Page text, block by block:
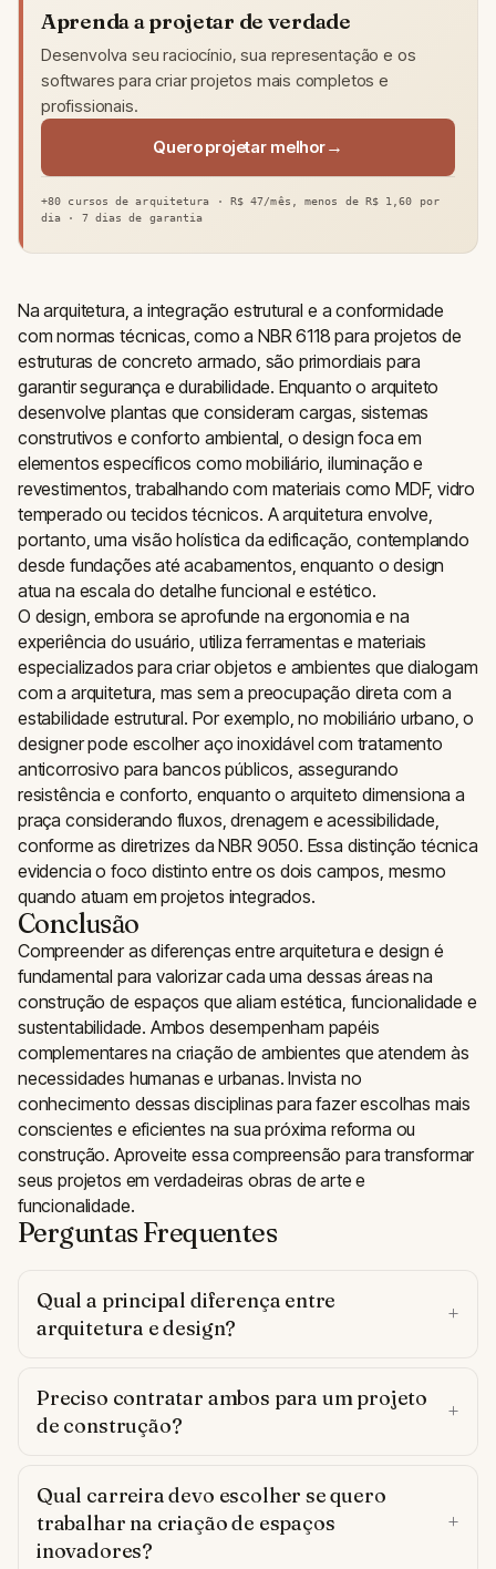
Aprenda a projetar de verdade
Desenvolva seu raciocínio, sua representação e os
softwares para criar projetos mais completos e
profissionais.
Quero projetar melhor
+80 cursos de arquitetura · R$ 47/mês, menos de R$ 1,60 por
dia · 7 dias de garantia
Na arquitetura, a integração estrutural e a conformidade
com normas técnicas, como a NBR 6118 para projetos de
estruturas de concreto armado, são primordiais para
garantir segurança e durabilidade. Enquanto o arquiteto
desenvolve plantas que consideram cargas, sistemas
construtivos e conforto ambiental, o design foca em
elementos específicos como mobiliário, iluminação e
revestimentos, trabalhando com materiais como MDF, vidro
temperado ou tecidos técnicos. A arquitetura envolve,
portanto, uma visão holística da edificação, contemplando
desde fundações até acabamentos, enquanto o design
atua na escala do detalhe funcional e estético.
O design, embora se aprofunde na ergonomia e na
experiência do usuário, utiliza ferramentas e materiais
especializados para criar objetos e ambientes que dialogam
com a arquitetura, mas sem a preocupação direta com a
estabilidade estrutural. Por exemplo, no mobiliário urbano, o
designer pode escolher aço inoxidável com tratamento
anticorrosivo para bancos públicos, assegurando
resistência e conforto, enquanto o arquiteto dimensiona a
praça considerando fluxos, drenagem e acessibilidade,
conforme as diretrizes da NBR 9050. Essa distinção técnica
evidencia o foco distinto entre os dois campos, mesmo
quando atuam em projetos integrados.
Conclusão
Compreender as diferenças entre arquitetura e design é
fundamental para valorizar cada uma dessas áreas na
construção de espaços que aliam estética, funcionalidade e
sustentabilidade. Ambos desempenham papéis
complementares na criação de ambientes que atendem às
necessidades humanas e urbanas. Invista no
conhecimento dessas disciplinas para fazer escolhas mais
conscientes e eficientes na sua próxima reforma ou
construção. Aproveite essa compreensão para transformar
seus projetos em verdadeiras obras de arte e
funcionalidade.
Perguntas Frequentes
Qual a principal diferença entre
arquitetura e design?
Preciso contratar ambos para um projeto
de construção?
Qual carreira devo escolher se quero
trabalhar na criação de espaços
inovadores?